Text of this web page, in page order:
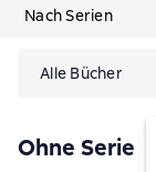
Nach Serien
Alle Bücher
Ohne Serie